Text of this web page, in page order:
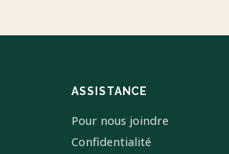
ASSISTANCE
Pour nous joindre
Confidentialité